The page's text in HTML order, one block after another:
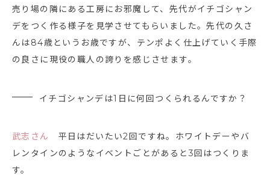
売り場の隣にある工房にお邪魔して、先代がイチゴシャン
デをつく作る様子を見学させてもらいました。先代の久さ
んは84歳というお歳ですが、テンポよく仕上げていく手際
の良さに現役の職人の誇りを感じさせます。
イチゴシャンデは1日に何回つくられるんですか？
武志さん
平日はだいたい2回ですね。ホワイトデーやバ
レンタインのようなイベントごとがあると3回はつくりま
す。